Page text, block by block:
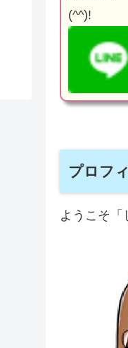
(^^)!
プロフ
ようこそ「